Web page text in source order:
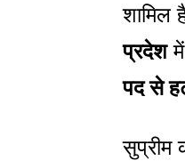
शामिल
प्रदेश
पद से
सुप्रीम